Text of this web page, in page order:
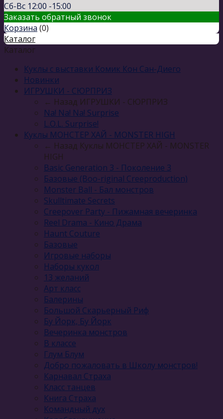
Сб-Вс 12:00 -15:00
Заказать обратный звонок
Корзина (0)
Каталог
Каталог
Куклы с выставки Комик Кон Сан-Диего
Новинки
ИГРУШКИ - СЮРПРИЗ
← Назад ИГРУШКИ - СЮРПРИЗ
Na! Na! Na! Surprise
L.O.L. Surprise!
Куклы МОНСТЕР ХАЙ - MONSTER HIGH
← Назад Куклы МОНСТЕР ХАЙ - MONSTER
HIGH
Basic Generation 3 - Поколение 3
Базовые (Boo-riginal Creeproduction)
Monster Ball - Бал монстров
Skulltimate Secrets
Creepover Party - Пижамная вечеринка
Reel Drama - Кино Драма
Haunt Couture
Базовые
Игровые наборы
Наборы кукол
13 желаний
Арт класс
Балерины
Большой Скарьерный Риф
Бу Йорк, Бу Йорк
Вечеринка монстров
В классе
Глум Блум
Добро пожаловать в Школу монстров!
Карнавал Cтраха
Класс танцев
Книга Страха
Командный дух